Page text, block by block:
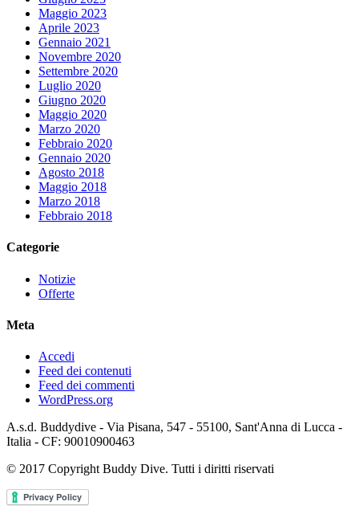
Maggio 2023
Aprile 2023
Gennaio 2021
Novembre 2020
Settembre 2020
Luglio 2020
Giugno 2020
Maggio 2020
Marzo 2020
Febbraio 2020
Gennaio 2020
Agosto 2018
Maggio 2018
Marzo 2018
Febbraio 2018
Categorie
Notizie
Offerte
Meta
Accedi
Feed dei contenuti
Feed dei commenti
WordPress.org
A.s.d. Buddydive - Via Pisana, 547 - 55100, Sant'Anna di Lucca -
Italia - CF: 90010900463
© 2017 Copyright Buddy Dive. Tutti i diritti riservati